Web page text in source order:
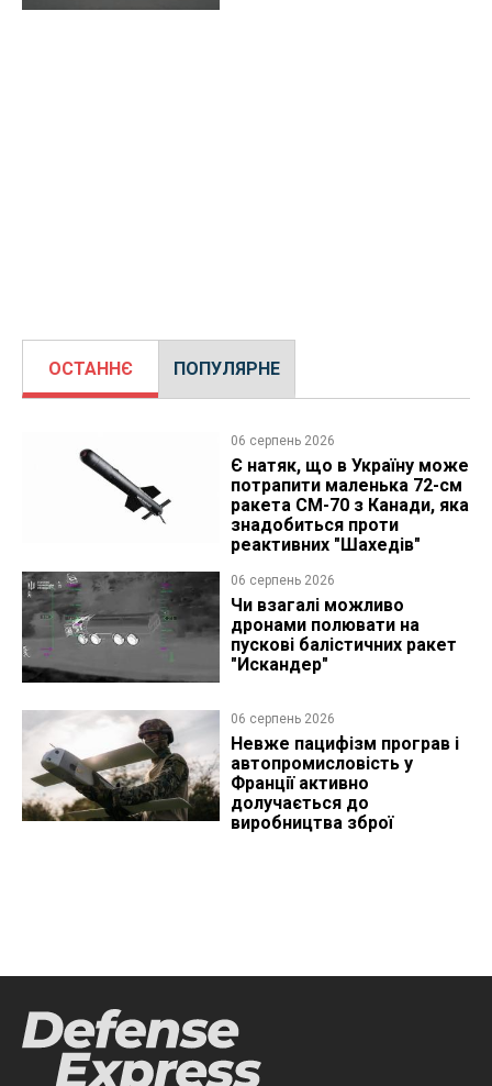
ОСТАННЄ ПОПУЛЯРНЕ
06 серпень 2026
Є натяк, що в Україну може
потрапити маленька 72-см
ракета CM-70 з Канади, яка
знадобиться проти
реактивних "Шахедів"
06 серпень 2026
Чи взагалі можливо
дронами полювати на
пускові балістичних ракет
"Искандер"
06 серпень 2026
Невже пацифізм програв і
автопромисловість у
Франції активно
долучається до
виробництва зброї